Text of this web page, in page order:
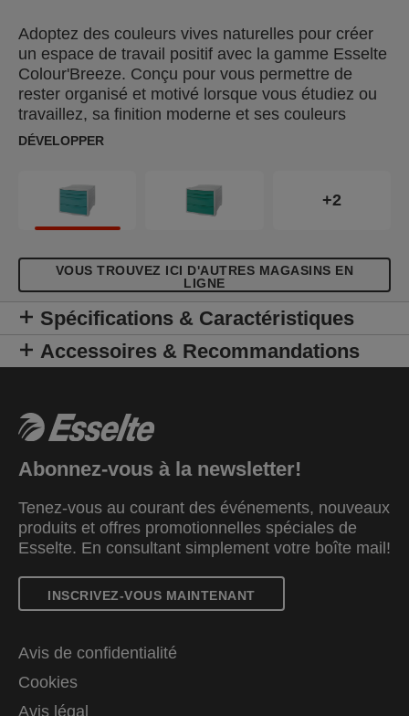
Adoptez des couleurs vives naturelles pour créer
un espace de travail positif avec la gamme Esselte
Colour'Breeze. Conçu pour vous permettre de
rester organisé et motivé lorsque vous étudiez ou
travaillez, sa finition moderne et ses couleurs
relaxantes vous feront rêver à vos prochaines
en gardant tous vos objets essentiels quotidiens à
portée de main. Ce bloc à tiroirs en plastique
comprend 2 grands tiroirs et 2 petits tiroirs idéaux
pour tout ranger, des stylos aux chargeurs, en
passant par les dossiers et les documents. Les
tiroirs translucidess et faciles à ouvrir font de ce
bloc de classement le complément parfait pour
votre maison ou votre bureau. Disponible dans 4
couleurs vibrantes avec une finition Colour'Breeze
DÉVELOPPER
+2
VOUS TROUVEZ ICI D'AUTRES MAGASINS EN
LIGNE
Spécifications & Caractéristiques
Accessoires & Recommandations
Abonnez-vous à la newsletter!
Tenez-vous au courant des événements, nouveaux
produits et offres promotionnelles spéciales de
Esselte. En consultant simplement votre boîte mail!
INSCRIVEZ-VOUS MAINTENANT
Avis de confidentialité
Cookies
Avis légal